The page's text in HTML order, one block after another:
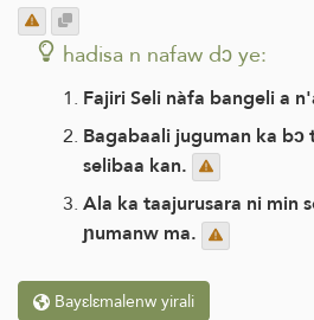
hadisa n nafaw dɔ ye:
Fajiri Seli nàfa bangeli a
Bagabaali juguman ka
selibaa kan.
Ala ka taajurusara ni min
ɲumanw ma.
Bayɛlɛmalenw yirali